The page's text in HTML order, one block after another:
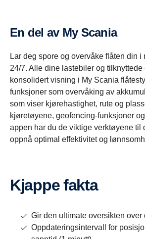
En del av My Scania
Lar deg spore og overvåke flåten din i
24/7. Alle dine lastebiler og
konsolidert visning i My Scania
funksjoner som overvåking av
som viser kjørehastighet, rute og
kjøretøyene, geofencing-funksjoner
appen har du de viktige verktøyene til
oppnå optimal effektivitet og
Kjappe fakta
Gir den ultimate oversikten over
Oppdateringsintervall for